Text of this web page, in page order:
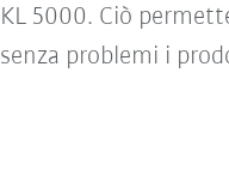
KL 5000. Ciò
senza problemi i